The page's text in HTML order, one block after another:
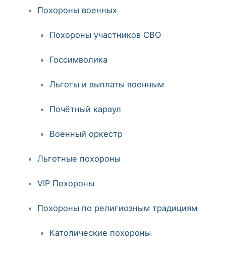
Похороны военных
Похороны участников СВО
Госсимволика
Льготы и выплаты военным
Почётный караул
Военный оркестр
Льготные похороны
VIP Похороны
Похороны по религиозным традициям
Католические похороны